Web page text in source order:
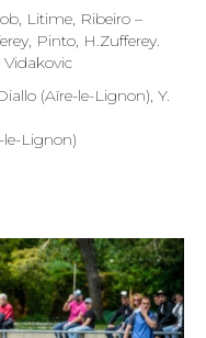
Litime, Ribeiro –
Pinto, H.Zufferey.
Vidakovic
(Aïre-le-Lignon), Y.
le-Lignon)